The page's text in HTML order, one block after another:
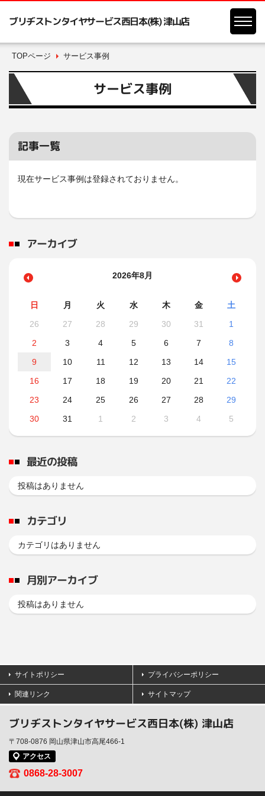
ブリヂストンタイヤサービス西日本(株) 津山店
TOPページ サービス事例
サービス事例
記事一覧
現在サービス事例は登録されておりません。
アーカイブ
2026年8月
日 月 火 水 木 金
土
26
27 28 29 30 31
1
2
3 4 5 6 7
8
9
10 11 12 13 14
15
16
17 18 19 20 21
22
23
24 25 26 27 28
29
30
31 1 2 3 4 5
最近の投稿
投稿はありません
カテゴリ
カテゴリはありません
月別アーカイブ
投稿はありません
サイトポリシー プライバシーポリシー
関連リンク サイトマップ
ブリヂストンタイヤサービス西日本(株) 津山店
〒708-0876 岡山県津山市高尾466-1
アクセス
0868-28-3007